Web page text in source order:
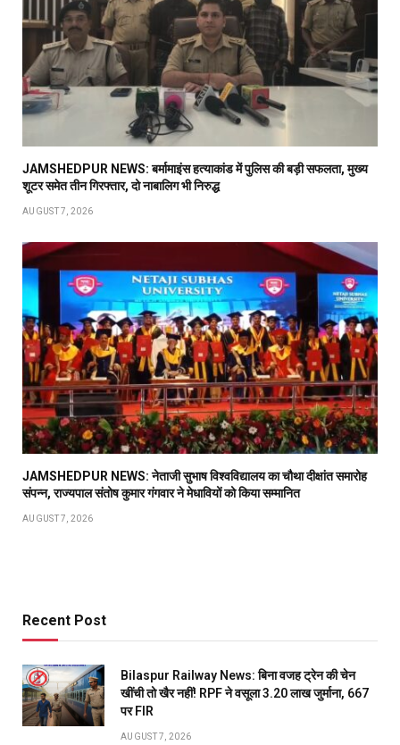
JAMSHEDPUR NEWS: बर्मामाइंस हत्याकांड में पुलिस की बड़ी सफलता, मुख्य
शूटर समेत तीन गिरफ्तार, दो नाबालिग भी निरुद्ध
AUGUST 7, 2026
JAMSHEDPUR NEWS: नेताजी सुभाष विश्वविद्यालय का चौथा दीक्षांत समारोह
संपन्न, राज्यपाल संतोष कुमार गंगवार ने मेधावियों को किया सम्मानित
AUGUST 7, 2026
Recent Post
Bilaspur Railway News: बिना वजह ट्रेन की चेन
खींची तो खैर नहीं! RPF ने वसूला 3.20 लाख जुर्माना, 667
पर FIR
AUGUST 7, 2026